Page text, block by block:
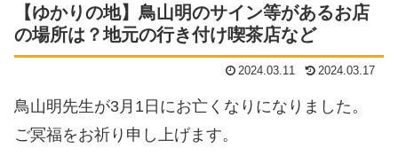
【ゆかりの地】鳥山明のサイン等があるお店
の場所は？地元の行き付け喫茶店など
2024.03.11 2024.03.17
鳥山明先生が3月1日にお亡くなりになりました。
ご冥福をお祈り申し上げます。